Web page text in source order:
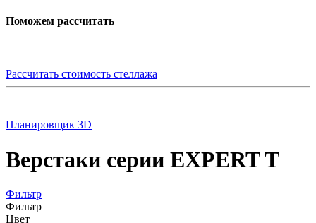
Поможем рассчитать
Рассчитать стоимость стеллажа
Планировщик 3D
Верстаки серии EXPERT T
Фильтр
Фильтр
Цвет